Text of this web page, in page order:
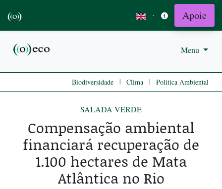
· Apoie
Menu
Biodiversidade | Clima | Politica Ambiental
SALADA VERDE
Compensação ambiental
financiará recuperação de
1.100 hectares de Mata
Atlântica no Rio